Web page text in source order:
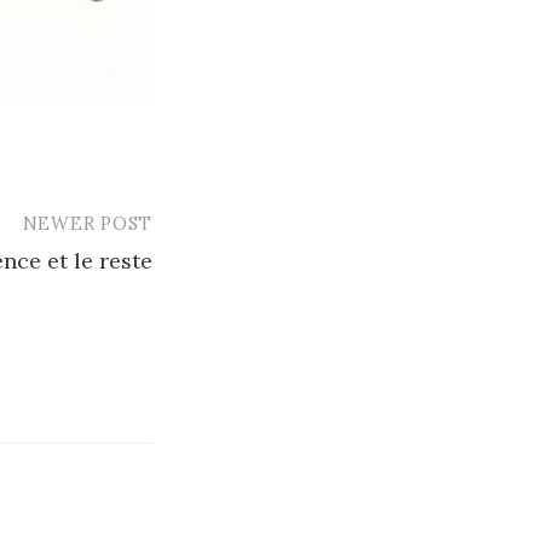
NEWER POST
et le reste